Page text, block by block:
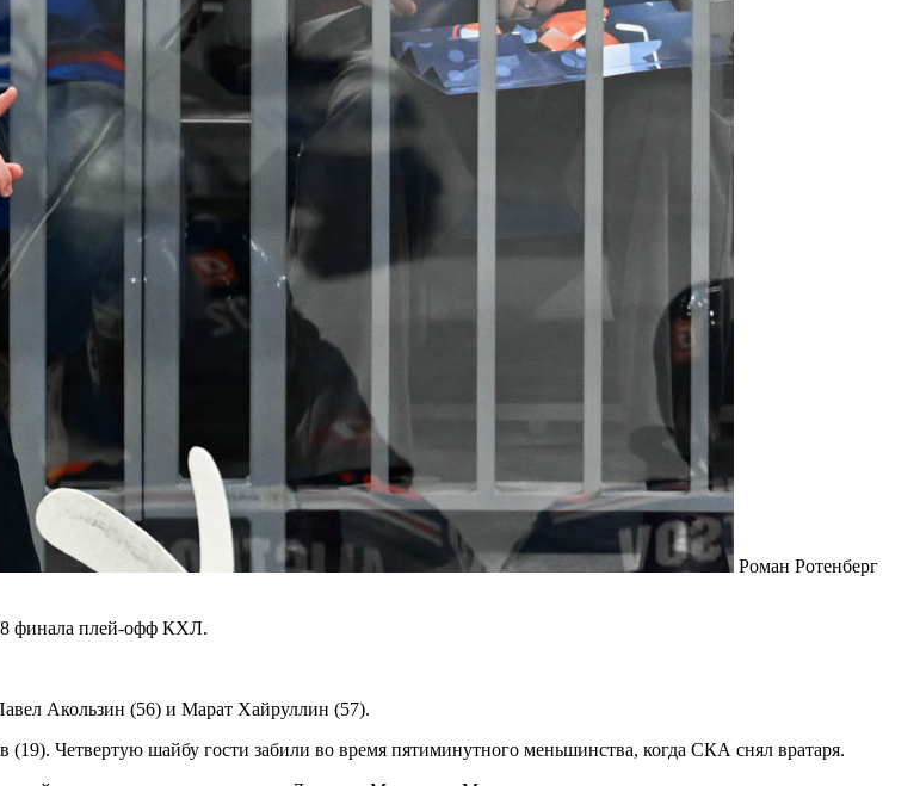
Роман Ротенберг
8 финала плей-офф КХЛ.
Акользин (56) и Марат Хайруллин (57).
Четвертую шайбу гости забили во время пятиминутного меньшинства, когда СКА снял вратаря.